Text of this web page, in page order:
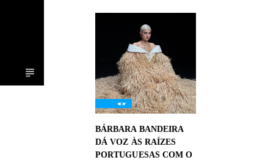
BÁRBARA BANDEIRA
DÁ VOZ ÀS RAÍZES
PORTUGUESAS COM O